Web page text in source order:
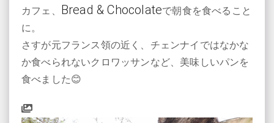
カフェ、 Bread & Chocolateで朝食を食べること
に。
さすが元フランス領の近く、チェンナイではなかな
か食べられないクロワッサンなど、美味しいパンを
食べました😊